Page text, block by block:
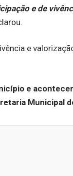
e de
e
Municipal